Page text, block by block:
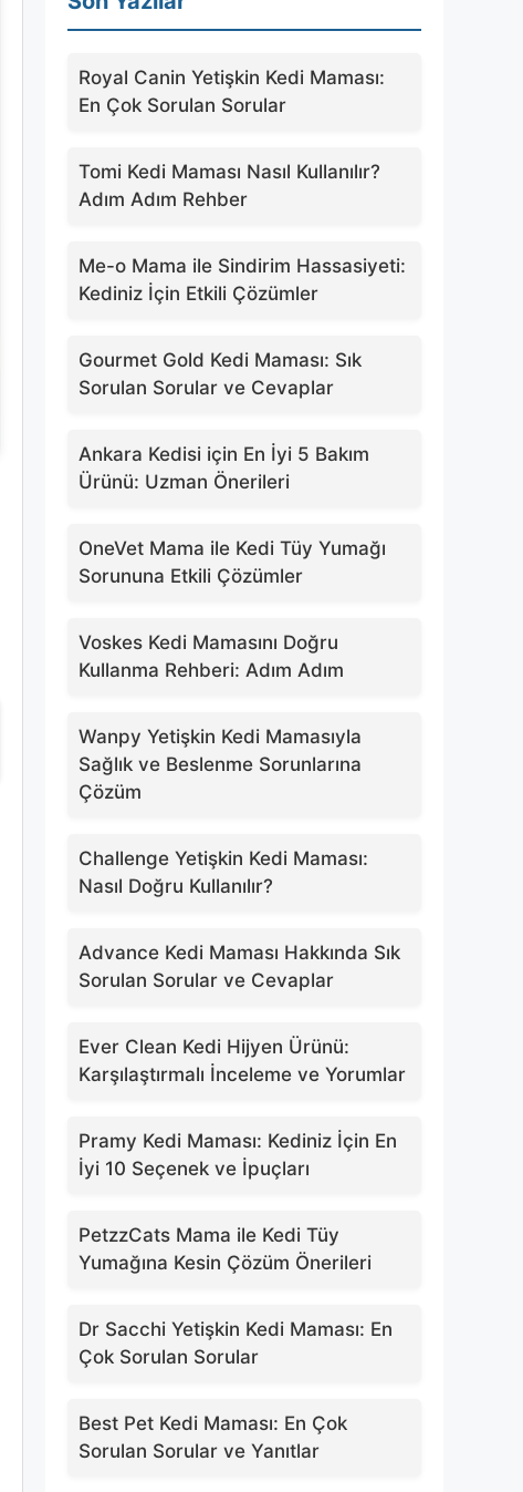
Royal Canin Yetişkin Kedi Maması:
En Çok Sorulan Sorular
Tomi Kedi Maması Nasıl Kullanılır?
Adım Adım Rehber
Me-o Mama ile Sindirim Hassasiyeti:
Kediniz İçin Etkili Çözümler
Gourmet Gold Kedi Maması: Sık
Sorulan Sorular ve Cevaplar
Ankara Kedisi için En İyi 5 Bakım
Ürünü: Uzman Önerileri
OneVet Mama ile Kedi Tüy Yumağı
Sorununa Etkili Çözümler
Voskes Kedi Mamasını Doğru
Kullanma Rehberi: Adım Adım
Wanpy Yetişkin Kedi Mamasıyla
Sağlık ve Beslenme Sorunlarına
Çözüm
Challenge Yetişkin Kedi Maması:
Nasıl Doğru Kullanılır?
Advance Kedi Maması Hakkında Sık
Sorulan Sorular ve Cevaplar
Ever Clean Kedi Hijyen Ürünü:
Karşılaştırmalı İnceleme ve Yorumlar
Pramy Kedi Maması: Kediniz İçin En
İyi 10 Seçenek ve İpuçları
PetzzCats Mama ile Kedi Tüy
Yumağına Kesin Çözüm Önerileri
Dr Sacchi Yetişkin Kedi Maması: En
Çok Sorulan Sorular
Best Pet Kedi Maması: En Çok
Sorulan Sorular ve Yanıtlar